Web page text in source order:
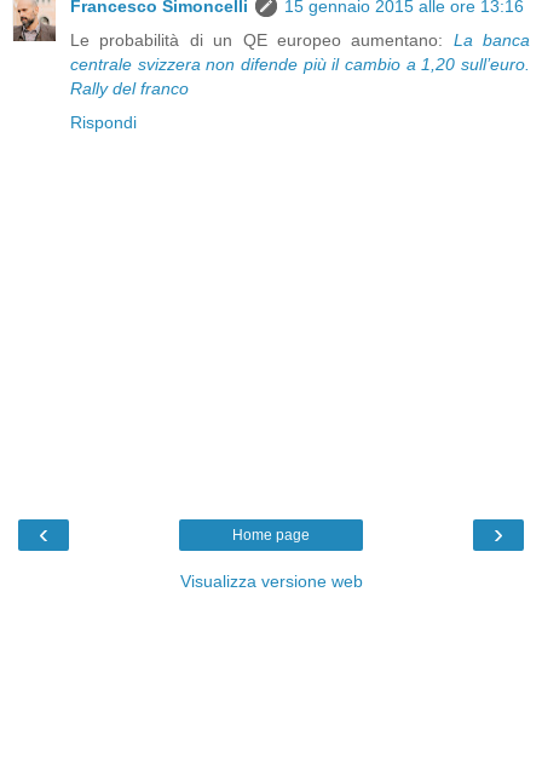
Francesco Simoncelli
15 gennaio 2015 alle ore 13:16
Le probabilità di un QE europeo aumentano: La banca
centrale svizzera non difende più il cambio a 1,20 sull’euro.
Rally del franco
Rispondi
‹ ›
Home page
Visualizza versione web